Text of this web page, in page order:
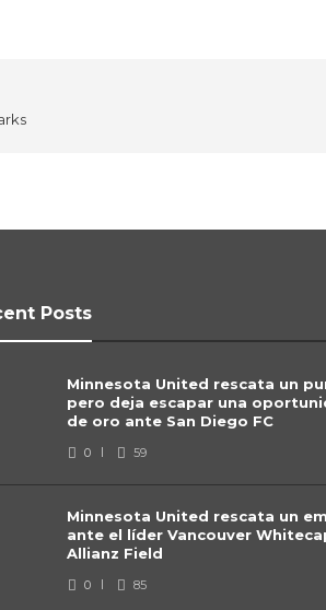
Posts
Minnesota United rescata un
pero deja escapar una
de oro ante San Diego FC
0 59
Minnesota United rescata un
ante el líder Vancouver
Allianz Field
0 85